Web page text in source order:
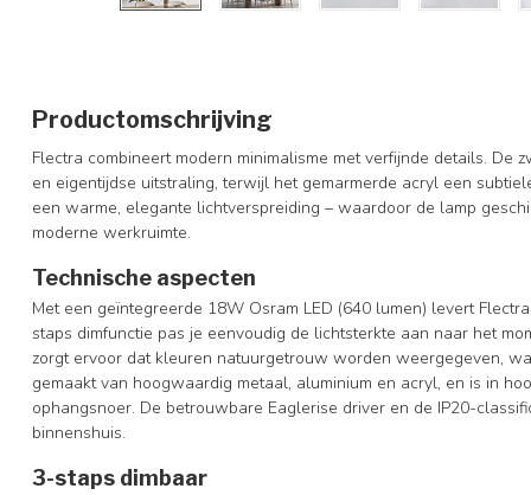
Productomschrijving
Flectra combineert modern minimalisme met verfijnde details. De
en eigentijdse uitstraling, terwijl het gemarmerde acryl een
een warme, elegante lichtverspreiding – waardoor de lamp
moderne werkruimte.
Technische aspecten
Met een geïntegreerde 18W Osram LED (640 lumen) levert
staps dimfunctie pas je eenvoudig de lichtsterkte aan naar het
zorgt ervoor dat kleuren natuurgetrouw worden weergegeven,
gemaakt van hoogwaardig metaal, aluminium en acryl, en is in
ophangsnoer. De betrouwbare Eaglerise driver en de IP20-
binnenshuis.
3-staps dimbaar